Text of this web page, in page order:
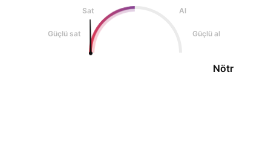
Sat
Al
Güçlü sat Güçlü al
Nötr